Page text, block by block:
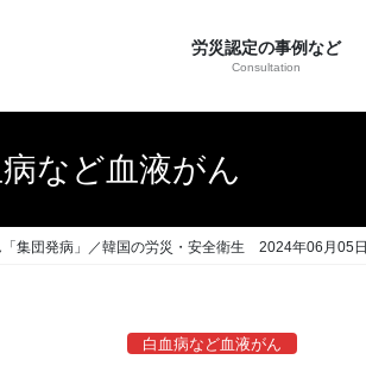
労災認定の事例など
Consultation
など血液がん
集団発病」／韓国の労災・安全衛生 2024年06月05日
白血病など血液がん